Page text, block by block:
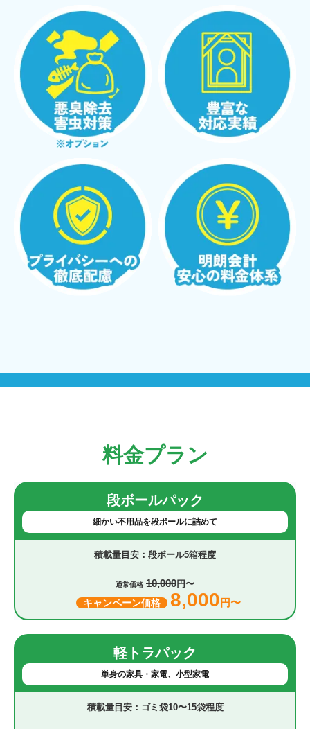
料金プラン
段ボールパック
細かい不用品を段ボールに詰めて
段ボール5箱程度
通常価格 10,000円〜
キャンペーン価格 8,000 円〜
軽トラパック
単身の家具・家電、小型家電
ゴミ袋10〜15袋程度